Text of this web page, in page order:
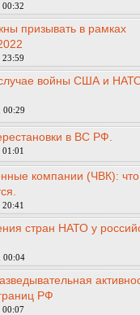
00:32
призывать в рамках
23:59
войны США и
00:29
в ВС РФ.
01:01
компании (ЧВК): что
20:41
стран НАТО у
00:04
РФ
00:07